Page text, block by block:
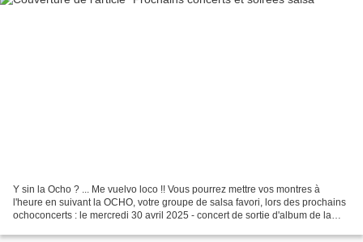
Y sin la Ocho ? ... Me vuelvo loco !! Vous pourrez mettre vos montres à
l'heure en suivant la OCHO, votre groupe de salsa favori, lors des prochains
ochoconcerts : le mercredi 30 avril 2025 - concert de sortie d'album de la